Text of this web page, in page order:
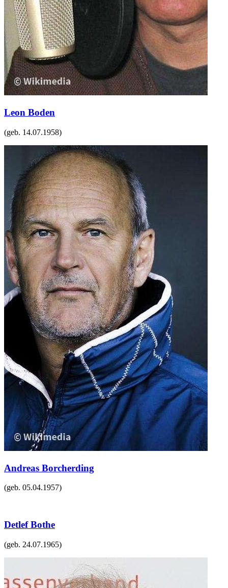
Leon Boden
(geb. 14.07.1958)
Andreas Borcherding
(geb. 05.04.1957)
Detlef Bothe
(geb. 24.07.1965)